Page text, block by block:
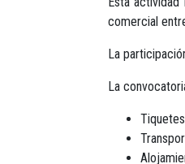
comercial
La
La